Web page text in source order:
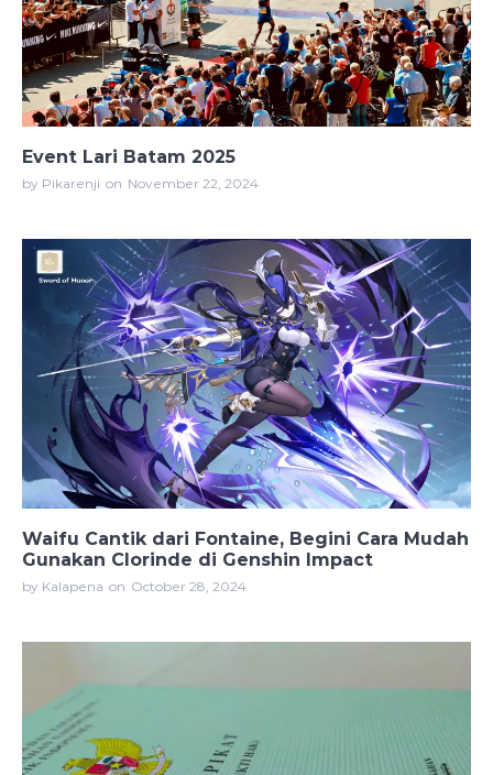
Event Lari Batam 2025
by Pikarenji on November 22, 2024
Waifu Cantik dari Fontaine, Begini Cara Mudah
Gunakan Clorinde di Genshin Impact
by Kalapena on October 28, 2024